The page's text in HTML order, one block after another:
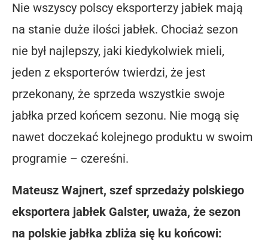
Nie wszyscy polscy eksporterzy jabłek mają
na stanie duże ilości jabłek. Chociaż sezon
nie był najlepszy, jaki kiedykolwiek mieli,
jeden z eksporterów twierdzi, że jest
przekonany, że sprzeda wszystkie swoje
jabłka przed końcem sezonu. Nie mogą się
nawet doczekać kolejnego produktu w swoim
programie – czereśni.
Mateusz Wajnert, szef sprzedaży polskiego
eksportera jabłek Galster, uważa, że ​​sezon
na polskie jabłka zbliża się ku końcowi: